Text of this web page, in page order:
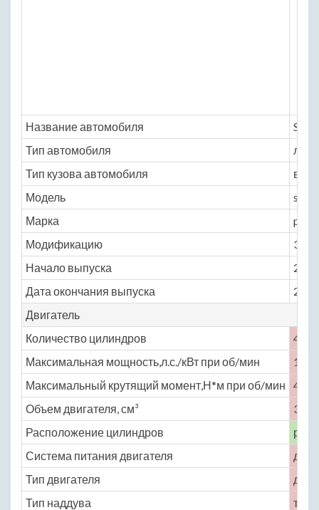
Название автомобиля
Тип автомобиля
Тип кузова автомобиля
Модель
Марка
Модификацию
3.0
Начало выпуска
2007
Дата окончания выпуска
2011
Двигатель
Количество цилиндров
4
Максимальная мощность,л.с./кВт при об/мин
176
Максимальный крутящий момент,Н*м при об/мин
400
Объем двигателя, см³
3000
Расположение цилиндров
Система питания двигателя
Тип двигателя
Тип наддува